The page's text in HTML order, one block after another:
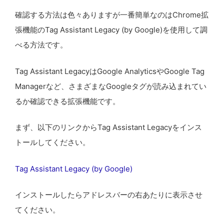
確認する方法は色々ありますが一番簡単なのはChrome拡
張機能のTag Assistant Legacy (by Google)を使用して調
べる方法です。
Tag Assistant LegacyはGoogle AnalyticsやGoogle Tag
Managerなど、さまざまなGoogleタグが読み込まれてい
るか確認できる拡張機能です。
まず、以下のリンクからTag Assistant Legacyをインス
トールしてください。
Tag Assistant Legacy (by Google)
インストールしたらアドレスバーの右あたりに表示させ
てください。